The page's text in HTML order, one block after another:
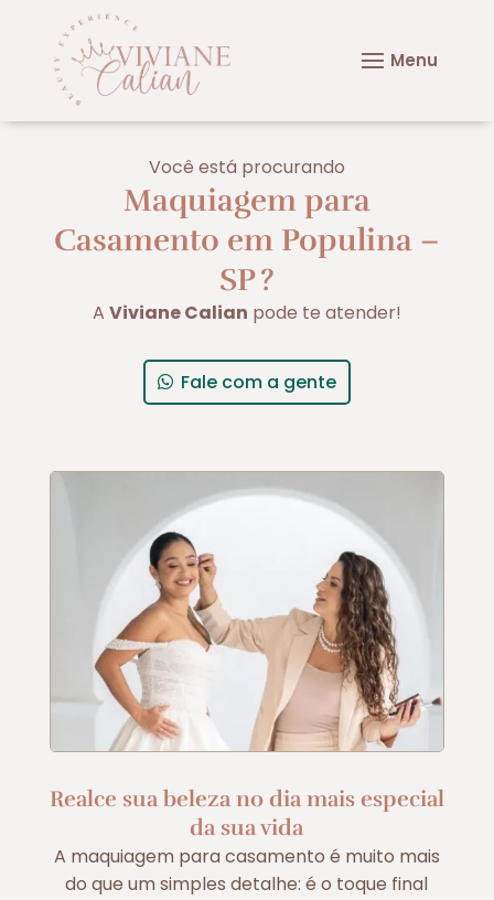
Você está procurando
Maquiagem para
Casamento em Populina –
SP?
A Viviane Calian pode te atender!
Fale com a gente
Realce sua beleza no dia mais especial
da sua vida
A maquiagem para casamento é muito mais
do que um simples detalhe: é o toque final